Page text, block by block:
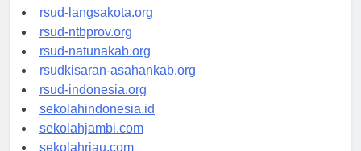
rsudtpi-kepriprov.org
rsud-langsakota.org
rsud-ntbprov.org
rsud-natunakab.org
rsudkisaran-asahankab.org
rsud-indonesia.org
sekolahindonesia.id
sekolahjambi.com